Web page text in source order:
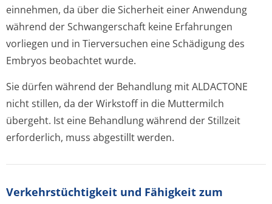
einnehmen, da über die Sicherheit einer Anwendung
während der Schwangerschaft keine Erfahrungen
vorliegen und in Tierversuchen eine Schädigung des
Embryos beobachtet wurde.
Sie dürfen während der Behandlung mit ALDACTONE
nicht stillen, da der Wirkstoff in die Muttermilch
übergeht. Ist eine Behandlung während der Stillzeit
erforderlich, muss abgestillt werden.
Verkehrstüchtig­keit und Fähigkeit zum